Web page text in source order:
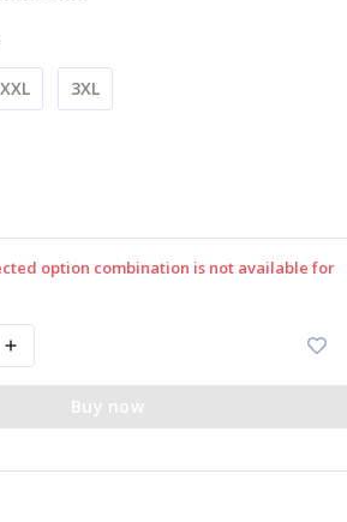
XXL 3XL
option combination is not available for
Buy now